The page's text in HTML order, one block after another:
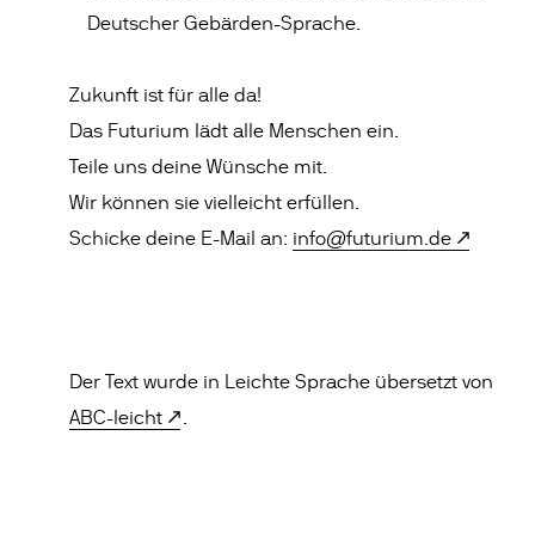
Deutscher Gebärden-Sprache.
Zukunft ist für alle da!
Das Futurium lädt alle Menschen ein.
Teile uns deine Wünsche mit.
Wir können sie vielleicht erfüllen.
Schicke deine E-Mail an: info@futurium.de
Der Text wurde in Leichte Sprache übersetzt von
ABC-leicht
.